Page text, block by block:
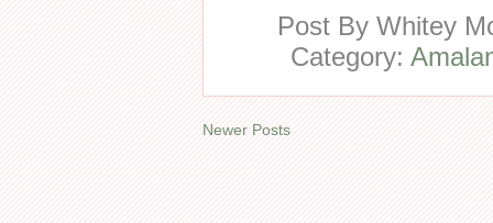
Post By Whitey
Category:
Newer Posts